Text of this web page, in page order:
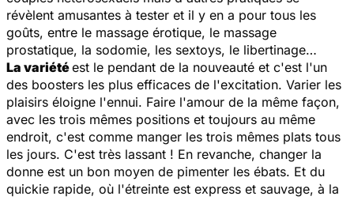
révèlent amusantes à tester et il y en a pour tous les
goûts, entre le massage érotique, le massage
prostatique, la sodomie, les sextoys, le libertinage…
La variétéest le pendant de la nouveauté et c'est l'un
des boosters les plus efficaces de l'excitation. Varier les
plaisirs éloigne l'ennui. Faire l'amour de la même façon,
avec les trois mêmes positions et toujours au même
endroit, c'est comme manger les trois mêmes plats tous
les jours. C'est très lassant ! En revanche, changer la
donne est un bon moyen de pimenter les ébats. Et du
quickie rapide, où l'étreinte est express et sauvage, à la